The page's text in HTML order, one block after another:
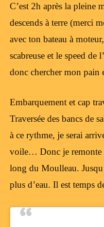
C’est 2h après la pleine
descends à terre (merci
avec ton bateau à
scabreuse et le speed de
donc chercher mon pain
Embarquement et cap
Traversée des bancs de
à ce rythme, je serai
voile… Donc je remonte
long du Moulleau.
plus d’eau. Il est temps